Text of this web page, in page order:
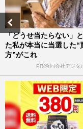
「どうせ当たらない」
た私が本当に当選した“
方”がこれ
PR(合同会社デジタ